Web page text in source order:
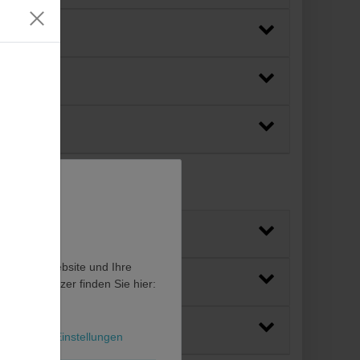
diese Website und Ihre
als Nutzer finden Sie hier:
Weitere Einstellungen